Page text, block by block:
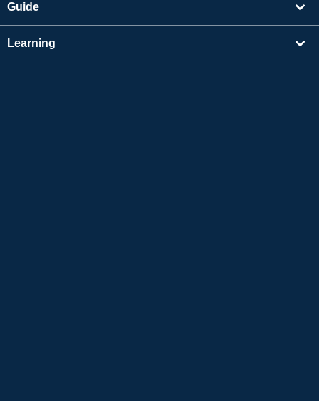
Guide
Learning